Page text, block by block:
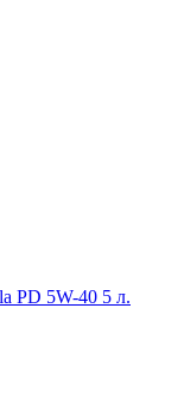
PD 5W-40 5 л.